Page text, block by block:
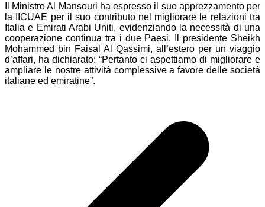
Il Ministro Al Mansouri ha espresso il suo apprezzamento per
la IICUAE per il suo contributo nel migliorare le relazioni tra
Italia e Emirati Arabi Uniti, evidenziando la necessità di una
cooperazione continua tra i due Paesi. Il presidente Sheikh
Mohammed bin Faisal Al Qassimi, all’estero per un viaggio
d’affari, ha dichiarato: “Pertanto ci aspettiamo di migliorare e
ampliare le nostre attività complessive a favore delle società
italiane ed emiratine”.